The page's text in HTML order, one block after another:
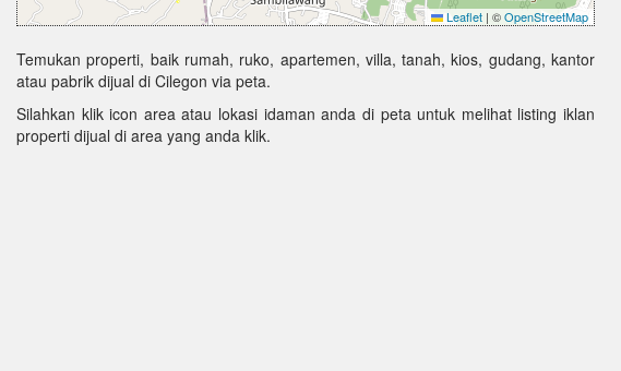
Leaflet | ©OpenStreetMap
Temukan properti, baik rumah, ruko, apartemen, villa, tanah, kios, gudang, kantor
atau pabrik dijual di Cilegon via peta.
Silahkan klik icon area atau lokasi idaman anda di peta untuk melihat listing iklan
properti dijual di area yang anda klik.